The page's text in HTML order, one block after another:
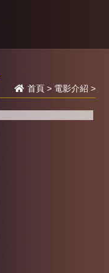
首頁> 電影介紹 >